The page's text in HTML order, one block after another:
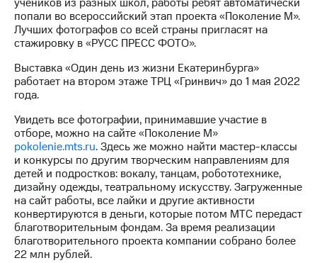
капитал
Контроль
и
аудит
Рынок
акций
Программа
приобретения
Порядок
выкупа
акций
Дивиденды
Рынок
облигаций
Описание
Еврооблигации-2023
попали во всероссийский этап проекта «Поколение М».
Лучших фотографов со всей страны пригласят на
стажировку в «РУСС ПРЕСС ФОТО».
Выставка «Один день из жизни Екатеринбурга»
работает на втором этаже ТРЦ «Гринвич» до 1 мая 2022
года.
Увидеть все фотографии, принимавшие участие в
отборе, можно на сайте «Поколение М»
pokolenie.mts.ru. Здесь же можно найти мастер-классы
и конкурсы по другим творческим направлениям для
детей и подростков: вокалу, танцам, робототехнике,
дизайну одежды, театральному искусству. Загруженные
на сайт работы, все лайки и другие активности
конвертируются в деньги, которые потом МТС передаст
благотворительным фондам. За время реализации
благотворительного проекта компании собрано более
22 млн рублей.